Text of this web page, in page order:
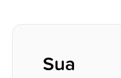
Sua